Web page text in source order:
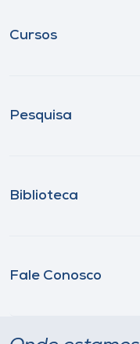
Cursos
Pesquisa
Biblioteca
Fale Conosco